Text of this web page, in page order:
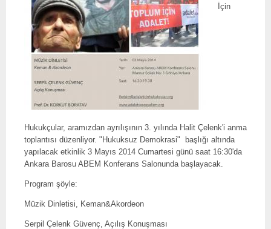
İçin
Hukukçular, aramızdan ayrılışının 3. yılında Halit Çelenk'i anma
toplantısı düzenliyor. "Hukuksuz Demokrasi" başlığı altında
yapılacak etkinlik 3 Mayıs 2014 Cumartesi günü saat 16:30'da
Ankara Barosu ABEM Konferans Salonunda başlayacak.
Program şöyle:
Müzik Dinletisi, Keman&Akordeon
Serpil Çelenk Güvenç, Açılış Konuşması